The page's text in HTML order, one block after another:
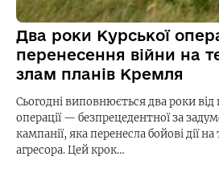
Два роки Курської
перенесення війни на
злам планів Кремля
Сьогодні виповнюється два роки від
операції — безпрецедентної за
кампанії, яка перенесла бойові дії
агресора. Цей крок…